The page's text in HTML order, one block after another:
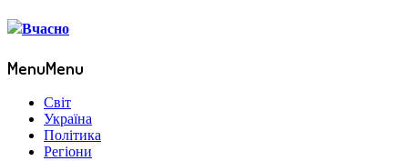
MenuMenu
Світ
Україна
Політика
Регіони